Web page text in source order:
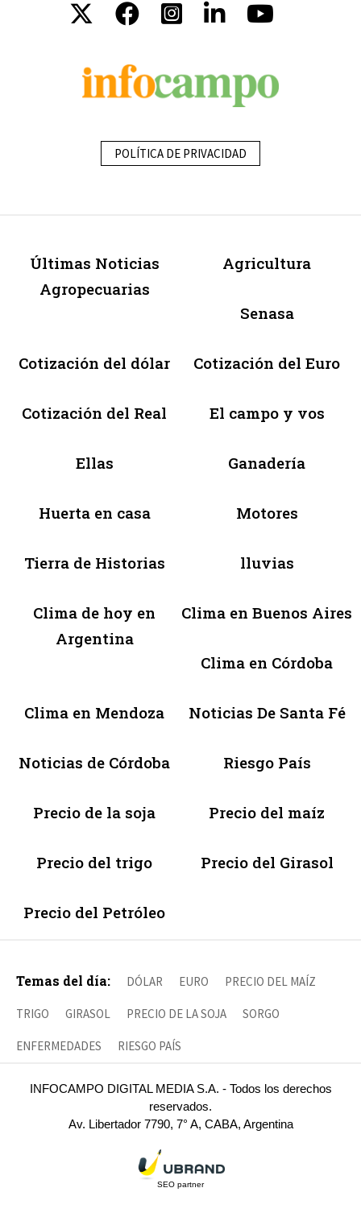
POLÍTICA DE PRIVACIDAD
Últimas Noticias
Agropecuarias
Agricultura
Senasa
Cotización del dólar Cotización del Euro
Cotización del Real El campo y vos
Ellas Ganadería
Huerta en casa Motores
Tierra de Historias lluvias
Clima de hoy en
Argentina
Clima en Buenos Aires
Clima en Córdoba
Clima en Mendoza Noticias De Santa Fé
Noticias de Córdoba Riesgo País
Precio de la soja Precio del maíz
Precio del trigo Precio del Girasol
Precio del Petróleo
Temas del día: DÓLAR EURO PRECIO DEL MAÍZ
TRIGO GIRASOL PRECIO DE LA SOJA SORGO
ENFERMEDADES RIESGO PAÍS
INFOCAMPO DIGITAL MEDIA S.A. - Todos los derechos
reservados.
Av. Libertador 7790, 7° A, CABA, Argentina
SEO partner